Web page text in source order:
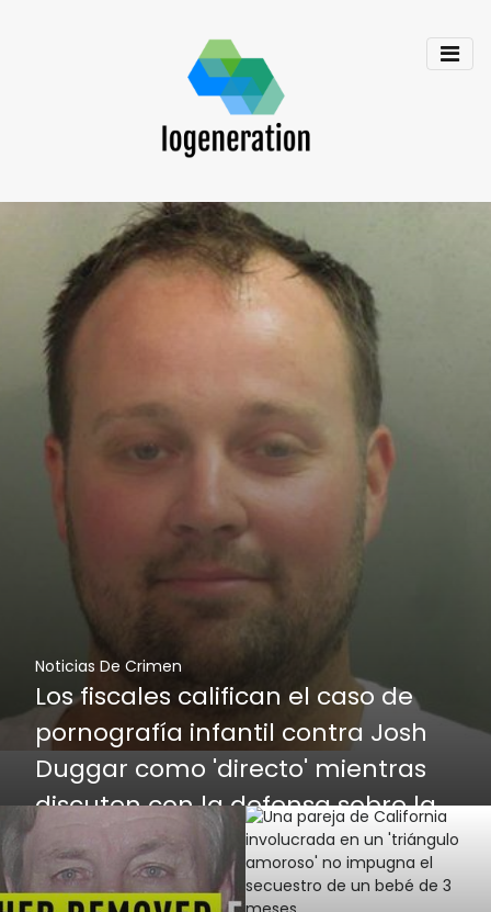
Noticias De Crimen
Los fiscales califican el caso de
pornografía infantil contra Josh
Duggar como 'directo' mientras
discuten con la defensa sobre la
evidencia